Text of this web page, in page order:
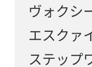
ヴォクシ
エスクァ
ステップ